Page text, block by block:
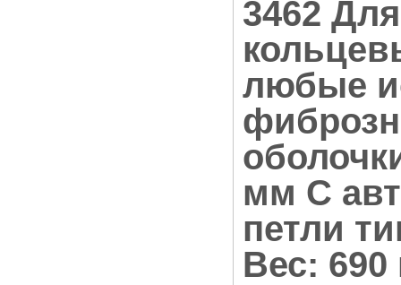
3462
любые
мм С
петли
Вес: 690